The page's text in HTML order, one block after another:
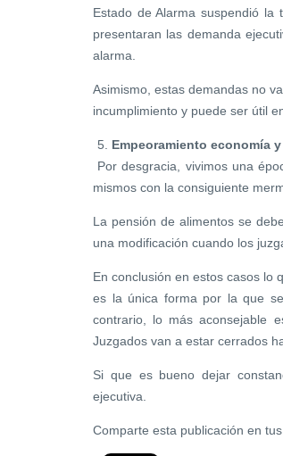
Estado de Alarma suspendió
presentaran las demanda
alarma.
Asimismo, estas demandas no
incumplimiento y puede ser útil
Empeoramiento economía
Por desgracia, vivimos una
mismos con la consiguiente
La pensión de alimentos se
una modificación cuando los
En conclusión en estos casos lo
es la única forma por la que
contrario, lo más aconsejable
Juzgados van a estar cerrados
Si que es bueno dejar
ejecutiva.
Comparte esta publicación en